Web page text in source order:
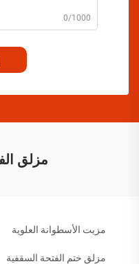
0/1000
مزلق
مزيت الأسطوانة العلوية
مزلق ختم الفتحة السقفية